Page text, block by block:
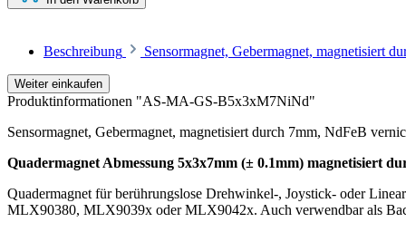
Beschreibung Sensormagnet, Gebermagnet, magnetisiert
Weiter einkaufen
Produktinformationen "AS-MA-GS-B5x3xM7NiNd"
Sensormagnet, Gebermagnet, magnetisiert durch 7mm, NdFeB
Quadermagnet Abmessung 5x3x7mm (± 0.1mm) magnetisiert
Quadermagnet für berührungslose Drehwinkel-, Joystick- oder
MLX90380, MLX9039x oder MLX9042x. Auch verwendbar als